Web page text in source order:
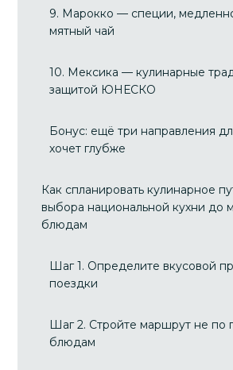
9. Марокко — специи,
мятный чай
10. Мексика — кулинарные
защитой ЮНЕСКО
Бонус: ещё три направления
хочет глубже
Как спланировать кулинарное
выбора национальной кухни до
блюдам
Шаг 1. Определите вкусовой
поездки
Шаг 2. Стройте маршрут не по
блюдам